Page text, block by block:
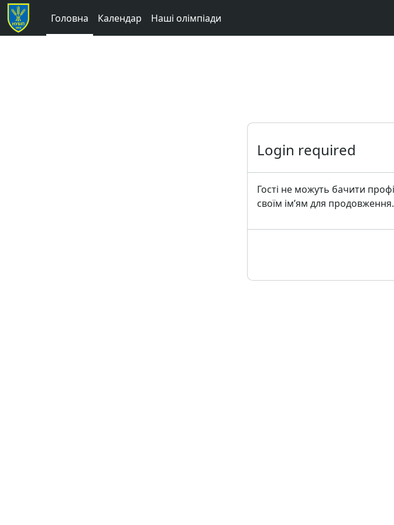
Перейти до головного вмісту
Головна
Календар Наші олімпіади
Login required
Гості не можуть бачити
своїм ім’ям для продовження.